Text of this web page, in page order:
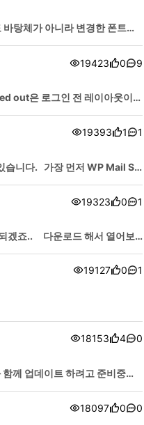
탕체가 아니라 변경한 폰트인
19423 0 9
out은 로그인 전 레이아웃이고
19393 1 1
습니다. 가장 먼저 WP Mail S
19323 0 1
겠죠.. 다운로드 해서 열어보
19127 0 1
18153 4 0
께 업데이트 하려고 준비중인
18097 0 0